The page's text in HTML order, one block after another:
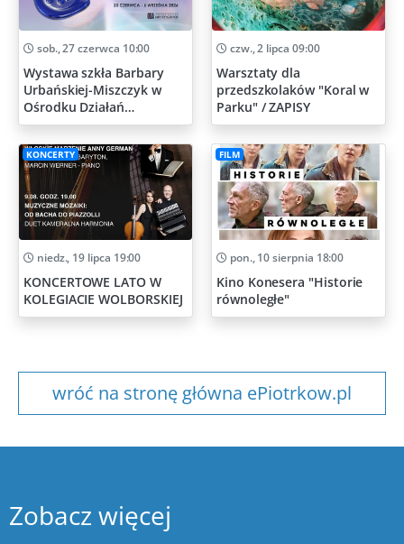
sob., 27 czerwca 10:00
Wystawa szkła Barbary
Urbańskiej-Miszczyk w
Ośrodku Działań
Artystycznych
czw., 2 lipca 09:00
Warsztaty dla
przedszkolaków "Koral w
Parku" / ZAPISY
KONCERTY
niedz., 19 lipca 19:00
KONCERTOWE LATO W
KOLEGIACIE WOLBORSKIEJ
FILM
pon., 10 sierpnia 18:00
Kino Konesera "Historie
równoległe"
wróć na stronę główna ePiotrkow.pl
Zobacz więcej